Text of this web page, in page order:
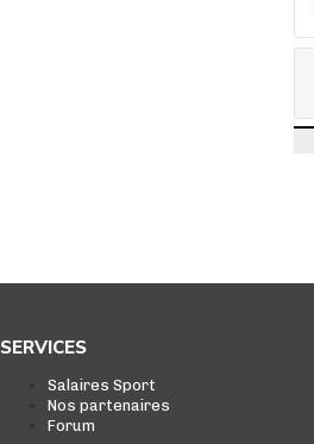
SERVICES
Salaires Sport
Nos partenaires
Forum